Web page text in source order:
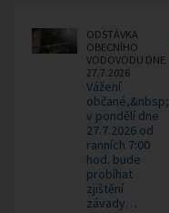
ODSTÁVKA
OBECNÍHO
VODOVODU DNE
27.7.2026
Vážení
občané,&nbsp;
v pondělí dne
27.7.2026 od
ranních 7:00
hod. bude
probíhat
zjištění
závady…